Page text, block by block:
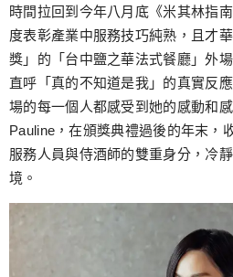
跳
至
主
要
內
容
時間拉回到今年八月底《米其林指
度表彰產業中服務技巧純熟，且才
獎」的「台中鹽之華法式餐廳」外
直呼「真的不知道是我」的真實反
場的每一個人都感受到她的感動和
Pauline，在頒獎典禮過後的年末，
服務人員與侍酒師的雙重身分，冷
境。